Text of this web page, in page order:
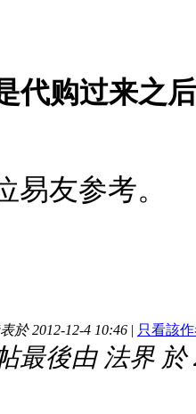
代购过来之
易友参考。
於 2012-12-4 10:46 | 只看該
最後由 法界 於